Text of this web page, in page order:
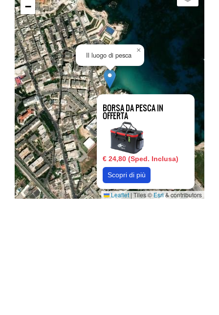
BORSA DA PESCA IN
OFFERTA
€ 24,80 (Sped. Inclusa)
Scopri di più
Il luogo di pesca
×
−
Leaflet | Tiles ©Esri& contributors